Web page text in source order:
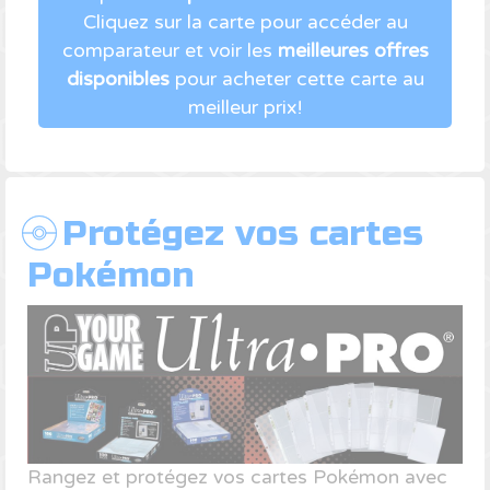
Cliquez sur la carte pour accéder au
comparateur et voir les meilleures offres
disponiblespour acheter cette carte au
meilleur prix!
Protégez vos cartes
Pokémon
Rangez et protégez vos cartes Pokémon avec